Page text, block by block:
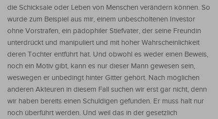
die Schicksale oder Leben von Menschen verändern können. So
wurde zum Beispiel aus mir, einem unbescholtenen Investor
ohne Vorstrafen, ein pädophiler Stiefvater, der seine Freundin
unterdrückt und manipuliert und mit hoher Wahrscheinlichkeit
deren Tochter entführt hat. Und obwohl es weder einen Beweis,
noch ein Motiv gibt, kann es nur dieser Mann gewesen sein,
weswegen er unbedingt hinter Gitter gehört. Nach möglichen
anderen Akteuren in diesem Fall suchen wir erst gar nicht, denn
wir haben bereits einen Schuldigen gefunden. Er muss halt nur
noch überführt werden. Und weil das in der gesetzlich